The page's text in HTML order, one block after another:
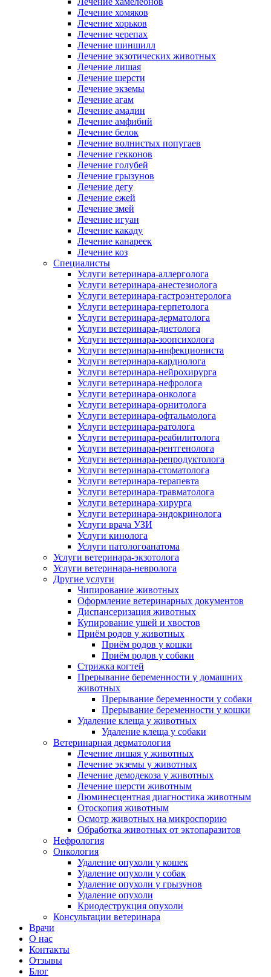
Лечение хомяков
Лечение хорьков
Лечение черепах
Лечение шиншилл
Лечение экзотических животных
Лечение лишая
Лечение шерсти
Лечение экземы
Лечение агам
Лечение амадин
Лечение амфибий
Лечение белок
Лечение волнистых попугаев
Лечение гекконов
Лечение голубей
Лечение грызунов
Лечение дегу
Лечение ежей
Лечение змей
Лечение игуан
Лечение какаду
Лечение канареек
Лечение коз
Специалисты
Услуги ветеринара-аллерголога
Услуги ветеринара-анестезиолога
Услуги ветеринара-гастроэнтеролога
Услуги ветеринара-герпетолога
Услуги ветеринара-дерматолога
Услуги ветеринара-диетолога
Услуги ветеринара-зоопсихолога
Услуги ветеринара-инфекциониста
Услуги ветеринара-кардиолога
Услуги ветеринара-нейрохирурга
Услуги ветеринара-нефролога
Услуги ветеринара-онколога
Услуги ветеринара-орнитолога
Услуги ветеринара-офтальмолога
Услуги ветеринара-ратолога
Услуги ветеринара-реабилитолога
Услуги ветеринара-рентгенолога
Услуги ветеринара-репродуктолога
Услуги ветеринара-стоматолога
Услуги ветеринара-терапевта
Услуги ветеринара-травматолога
Услуги ветеринара-хирурга
Услуги ветеринара-эндокринолога
Услуги врача УЗИ
Услуги кинолога
Услуги патологоанатома
Услуги ветеринара-экзотолога
Услуги ветеринара-невролога
Другие услуги
Чипирование животных
Оформление ветеринарных документов
Диспансеризация животных
Купирование ушей и хвостов
Приём родов у животных
Приём родов у кошки
Приём родов у собаки
Стрижка когтей
Прерывание беременности у домашних
животных
Прерывание беременности у собаки
Прерывание беременности у кошки
Удаление клеща у животных
Удаление клеща у собаки
Ветеринарная дерматология
Лечение лишая у животных
Лечение экземы у животных
Лечение демодекоза у животных
Лечение шерсти животным
Люминесцентная диагностика животным
Отоскопия животным
Осмотр животных на микроспорию
Обработка животных от эктопаразитов
Нефрология
Онкология
Удаление опухоли у кошек
Удаление опухоли у собак
Удаление опухоли у грызунов
Удаление опухоли
Криодеструкция опухоли
Консультации ветеринара
Врачи
О нас
Контакты
Отзывы
Блог